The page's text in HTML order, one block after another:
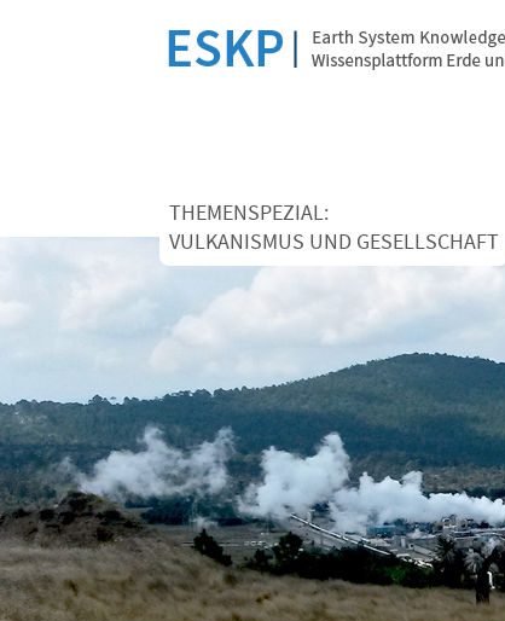
THEMENSPEZIAL:
VULKANISMUS UND GESELLSCHAFT